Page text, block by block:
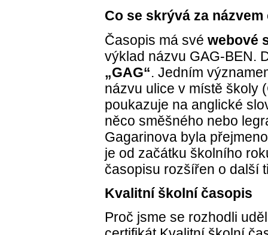
Co se skrývá za
Časopis má své webové
výklad názvu GAG-BEN.
„GAG“. Jedním
názvu ulice v místě školy
poukazuje na anglické
něco směšného nebo
Gagarinova byla
je od začátku školního
časopisu rozšířen o další
Kvalitní školní časopis
Proč jsme se rozhodli